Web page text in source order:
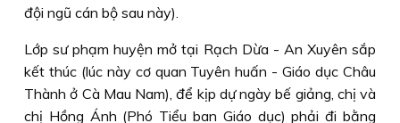
đội ngũ cán bộ sau này).
Lớp sư phạm huyện mở tại Rạch Dừa - An Xuyên sắp
kết thúc (lúc này cơ quan Tuyên huấn - Giáo dục Châu
Thành ở Cà Mau Nam), để kịp dự ngày bế giảng, chị và
chị Hồng Ánh (Phó Tiểu ban Giáo dục) phải đi bằng